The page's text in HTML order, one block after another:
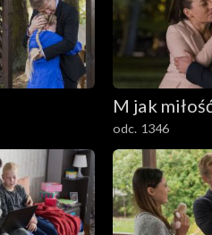
M jak
odc. 1346